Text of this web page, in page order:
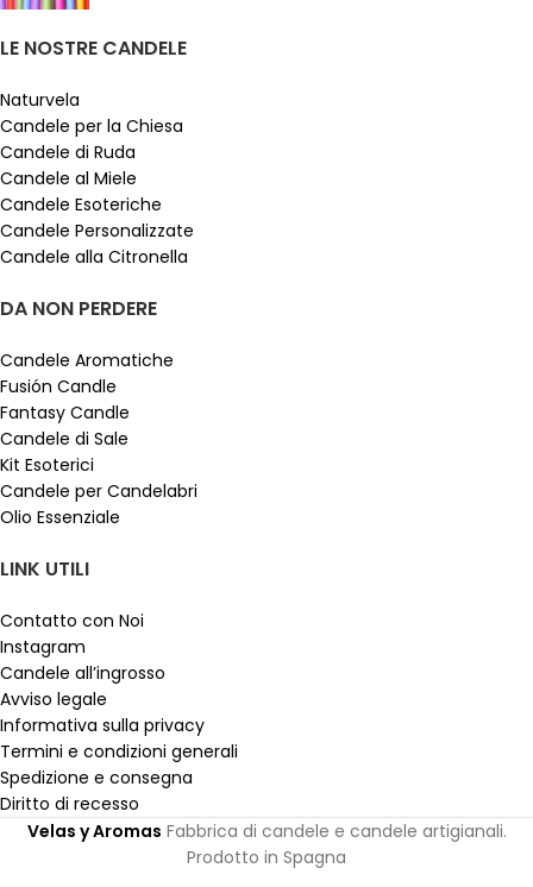
LE NOSTRE CANDELE
Naturvela
Candele per la Chiesa
Candele di Ruda
Candele al Miele
Candele Esoteriche
Candele Personalizzate
Candele alla Citronella
DA NON PERDERE
Candele Aromatiche
Fusión Candle
Fantasy Candle
Candele di Sale
Kit Esoterici
Candele per Candelabri
Olio Essenziale
LINK UTILI
Contatto con Noi
Instagram
Candele all’ingrosso
Avviso legale
Informativa sulla privacy
Termini e condizioni generali
Spedizione e consegna
Diritto di recesso
Velas y Aromas Fabbrica di candele e candele artigianali.
Prodotto in Spagna